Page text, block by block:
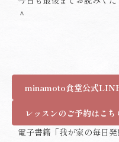
＾
minamoto食堂公式
レッスンのご予約はこち
電子書籍「我が家の毎日